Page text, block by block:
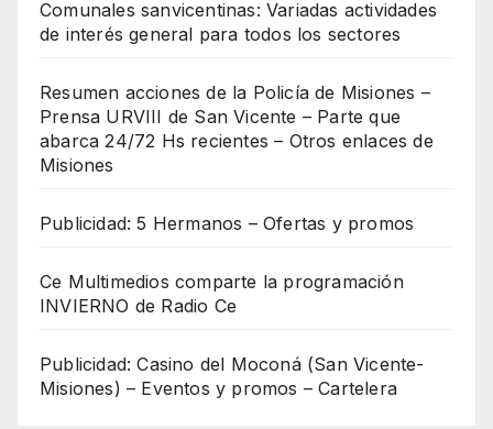
Comunales sanvicentinas: Variadas actividades
de interés general para todos los sectores
Resumen acciones de la Policía de Misiones –
Prensa URVIII de San Vicente – Parte que
abarca 24/72 Hs recientes – Otros enlaces de
Misiones
Publicidad: 5 Hermanos – Ofertas y promos
Ce Multimedios comparte la programación
INVIERNO de Radio Ce
Publicidad: Casino del Moconá (San Vicente-
Misiones) – Eventos y promos – Cartelera